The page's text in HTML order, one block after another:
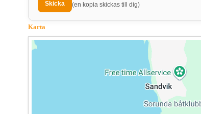
(en kopia skickas till dig)
Karta